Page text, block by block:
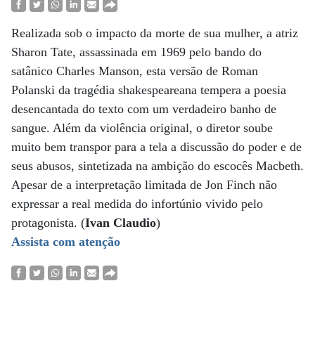
Realizada sob o impacto da morte de sua mulher, a atriz
Sharon Tate, assassinada em 1969 pelo bando do
satânico Charles Manson, esta versão de Roman
Polanski da tragédia shakespeareana tempera a poesia
desencantada do texto com um verdadeiro banho de
sangue. Além da violência original, o diretor soube
muito bem transpor para a tela a discussão do poder e de
seus abusos, sintetizada na ambição do escocês Macbeth.
Apesar de a interpretação limitada de Jon Finch não
expressar a real medida do infortúnio vivido pelo
protagonista. (Ivan Claudio)
Assista com atenção